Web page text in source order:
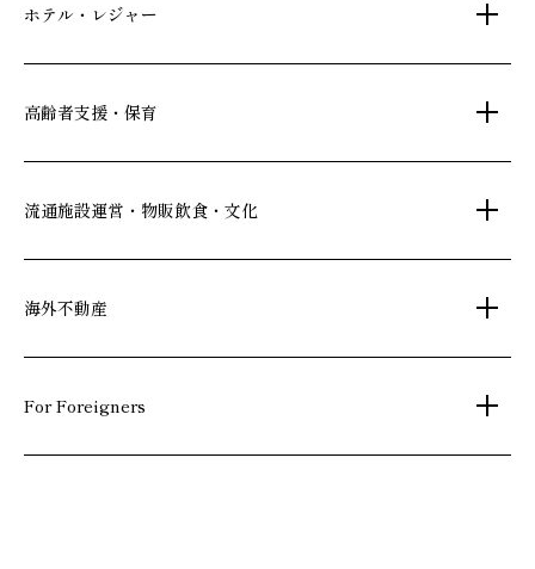
一括寮仲介
不動産投資
不動産オーナー様向け情報
コワーキングスペース
府中・東岡崎
ビル管理
24時間コールセンター
書籍・コミック
住宅ローン
不動産信託
人材派遣・紹介
ホテル・レジャー
シティ・リゾートホテル
札幌・京都・沖縄
ビジネスホテル
府中・葛西・西葛西
日光温泉・川治温泉
信州・戸倉上山田温泉
茨城 ゴルフ場
カンボジア・ホテル
高齢者支援・保育
シニア総合窓口
流通施設運営・物販飲食・文化
和風レストラン
京橋・新浦安
文化・美術館
弘前れんが倉庫美術館
海外不動産
上海
For Foreigners